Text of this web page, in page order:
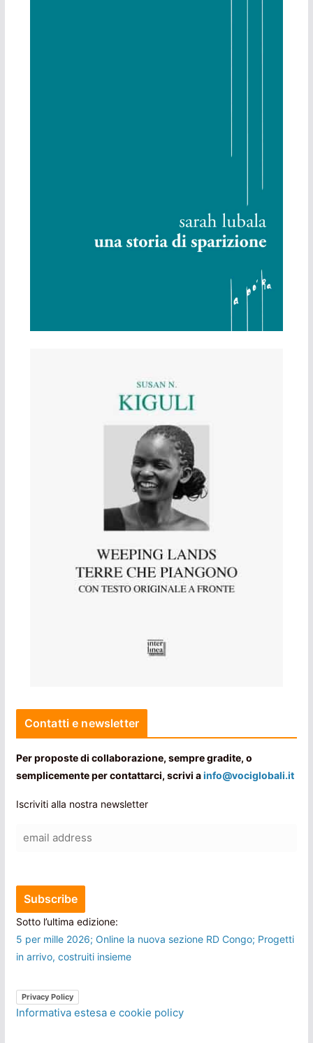
Contatti e newsletter
Per proposte di collaborazione, sempre gradite, o
semplicemente per contattarci, scrivi ainfo@vociglobali.it
Iscriviti alla nostra newsletter
Sotto l’ultima edizione:
5 per mille 2026; Online la nuova sezione RD Congo; Progetti
in arrivo, costruiti insieme
Privacy Policy
Informativa estesa e cookie policy